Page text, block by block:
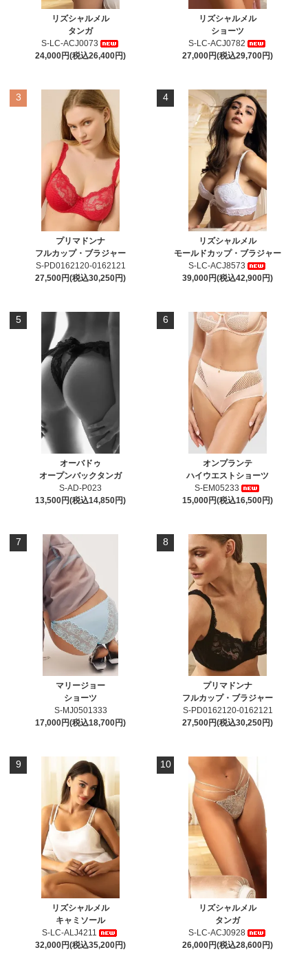
リズシャルメル
タンガ
S-LC-ACJ0073
24,000円(税込26,400円)
リズシャルメル
ショーツ
S-LC-ACJ0782
27,000円(税込29,700円)
3
プリマドンナ
フルカップ・ブラジャー
S-PD0162120-0162121
27,500円(税込30,250円)
4
リズシャルメル
モールドカップ・ブラジャー
S-LC-ACJ8573
39,000円(税込42,900円)
5
オーバドゥ
オープンバックタンガ
S-AD-P023
13,500円(税込14,850円)
6
オンプランテ
ハイウエストショーツ
S-EM05233
15,000円(税込16,500円)
7
マリージョー
ショーツ
S-MJ0501333
17,000円(税込18,700円)
8
プリマドンナ
フルカップ・ブラジャー
S-PD0162120-0162121
27,500円(税込30,250円)
9
リズシャルメル
キャミソール
S-LC-ALJ4211
32,000円(税込35,200円)
10
リズシャルメル
タンガ
S-LC-ACJ0928
26,000円(税込28,600円)